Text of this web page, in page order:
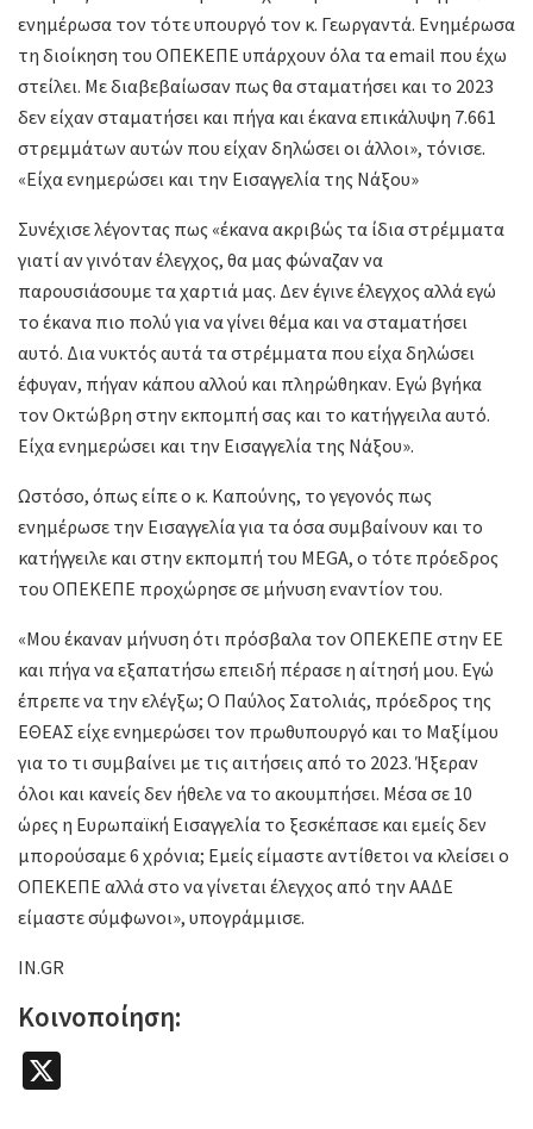
ενημέρωσα τον τότε υπουργό τον κ. Γεωργαντά. Ενημέρωσα
τη διοίκηση του ΟΠΕΚΕΠΕ υπάρχουν όλα τα email που έχω
στείλει. Με διαβεβαίωσαν πως θα σταματήσει και το 2023
δεν είχαν σταματήσει και πήγα και έκανα επικάλυψη 7.661
στρεμμάτων αυτών που είχαν δηλώσει οι άλλοι», τόνισε.
«Είχα ενημερώσει και την Εισαγγελία της Νάξου»
Συνέχισε λέγοντας πως «έκανα ακριβώς τα ίδια στρέμματα
γιατί αν γινόταν έλεγχος, θα μας φώναζαν να
παρουσιάσουμε τα χαρτιά μας. Δεν έγινε έλεγχος αλλά εγώ
το έκανα πιο πολύ για να γίνει θέμα και να σταματήσει
αυτό. Δια νυκτός αυτά τα στρέμματα που είχα δηλώσει
έφυγαν, πήγαν κάπου αλλού και πληρώθηκαν. Εγώ βγήκα
τον Οκτώβρη στην εκπομπή σας και το κατήγγειλα αυτό.
Είχα ενημερώσει και την Εισαγγελία της Νάξου».
Ωστόσο, όπως είπε ο κ. Καπούνης, το γεγονός πως
ενημέρωσε την Εισαγγελία για τα όσα συμβαίνουν και το
κατήγγειλε και στην εκπομπή του MEGA, ο τότε πρόεδρος
του ΟΠΕΚΕΠΕ προχώρησε σε μήνυση εναντίον του.
«Μου έκαναν μήνυση ότι πρόσβαλα τον ΟΠΕΚΕΠΕ στην ΕΕ
και πήγα να εξαπατήσω επειδή πέρασε η αίτησή μου. Εγώ
έπρεπε να την ελέγξω; Ο Παύλος Σατολιάς, πρόεδρος της
ΕΘΕΑΣ είχε ενημερώσει τον πρωθυπουργό και το Μαξίμου
για το τι συμβαίνει με τις αιτήσεις από το 2023. Ήξεραν
όλοι και κανείς δεν ήθελε να το ακουμπήσει. Μέσα σε 10
ώρες η Ευρωπαϊκή Εισαγγελία το ξεσκέπασε και εμείς δεν
μπορούσαμε 6 χρόνια; Εμείς είμαστε αντίθετοι να κλείσει ο
ΟΠΕΚΕΠΕ αλλά στο να γίνεται έλεγχος από την ΑΑΔΕ
είμαστε σύμφωνοι», υπογράμμισε.
IN.GR
Κοινοποίηση: